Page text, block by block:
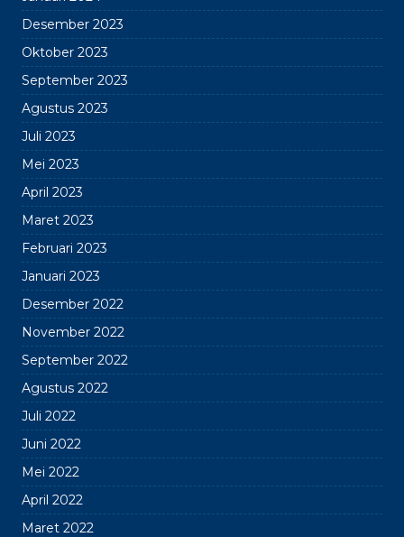
Desember 2023
Oktober 2023
September 2023
Agustus 2023
Juli 2023
Mei 2023
April 2023
Maret 2023
Februari 2023
Januari 2023
Desember 2022
November 2022
September 2022
Agustus 2022
Juli 2022
Juni 2022
Mei 2022
April 2022
Maret 2022